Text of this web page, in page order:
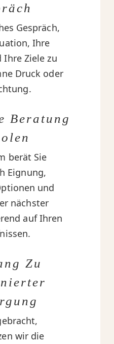
Gespräch,
Ihre
Ihre Ziele zu
Druck oder
Beratung
berät Sie
Eignung,
und
nächster
auf Ihren
Zu
wir die